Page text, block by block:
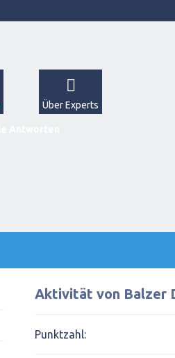
Über Experts
Aktivität von Balzer
Punktzahl: